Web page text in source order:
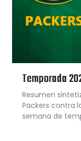
Temporada
Resumen
Packers contra
semana de